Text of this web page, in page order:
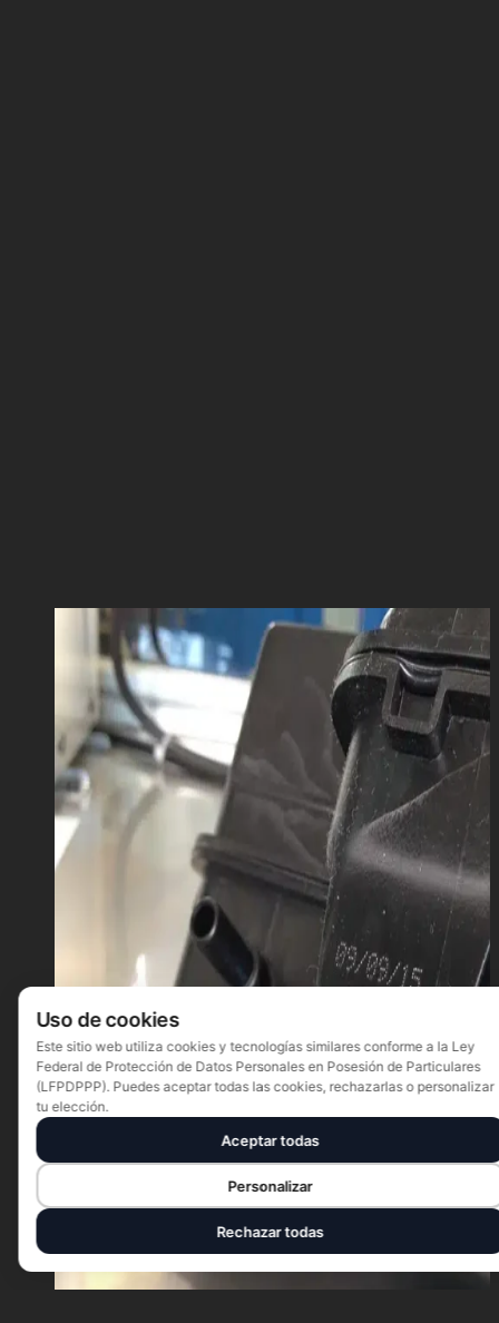
Uso de cookies
Este sitio web utiliza cookies y tecnologías similares conforme a la Ley
Federal de Protección de Datos Personales en Posesión de Particulares
(LFPDPPP). Puedes aceptar todas las cookies, rechazarlas o personalizar
tu elección.
Personalizar
Rechazar todas
Aceptar todas